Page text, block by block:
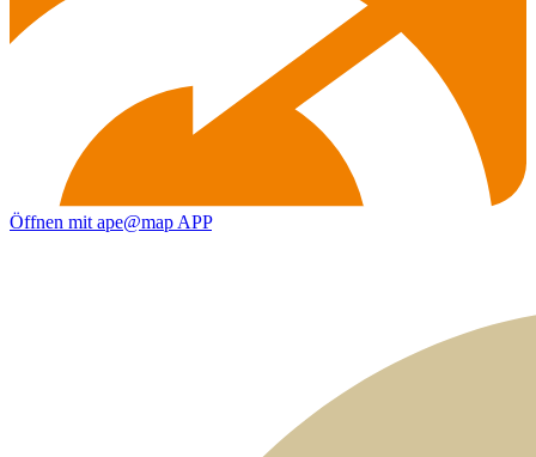
Öffnen mit ape@map APP